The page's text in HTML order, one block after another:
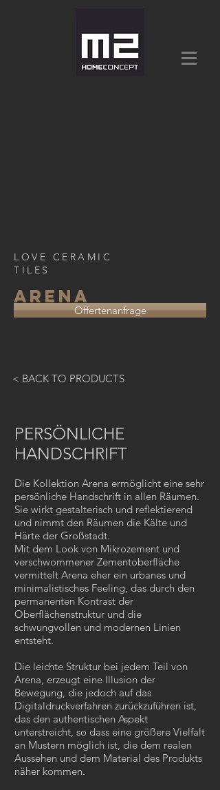
PERSÖNLICHE
HANDSCHRIFT
Die Kollektion Arena ermöglicht eine sehr
persönliche Handschrift in allen Räumen.
Sie wirkt gestalterisch und reflektierend
und nimmt den Räumen die Kälte und
Härte der Großstadt.
Mit dem Look von Mikrozement und
verschwommener Zementoberfläche
vermittelt Arena eher ein urbanes und
minimalistisches Feeling, das durch den
permanenten Kontrast der
Oberflächenstruktur und die
schwungvollen und modernen Linien
entsteht.
Die leichte Struktur bei jedem Teil von
Arena, erzeugt eine Illusion der
Bewegung, die jedoch auf das
Digitaldruckverfahren zurückzuführen ist,
das den authentischen Aspekt
unterstreicht, so dass eine größere Vielfalt
an Mustern möglich ist, die dem realen
Aussehen und dem Material des Produkts
näher kommen.
LOVE CERAMIC
TILES
ARENA
< BACK TO PRODUCTS
Offertenanfrage